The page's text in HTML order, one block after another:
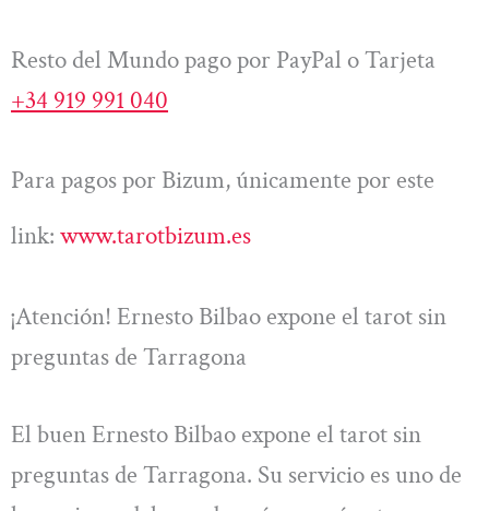
Resto del Mundo pago por PayPal o Tarjeta
+34 919 991 040
Para pagos por Bizum, únicamente por este
link: www.tarotbizum.es
¡Atención! Ernesto Bilbao expone el tarot sin
preguntas de Tarragona
El buen Ernesto Bilbao expone el tarot sin
preguntas de Tarragona. Su servicio es uno de